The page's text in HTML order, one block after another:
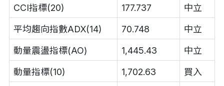
CCI指標(20) 177.737 中立
平均趨向指數ADX(14) 70.748 中立
動量震盪指標(AO) 1,445.43 中立
動量指標(10) 1,702.63 買入